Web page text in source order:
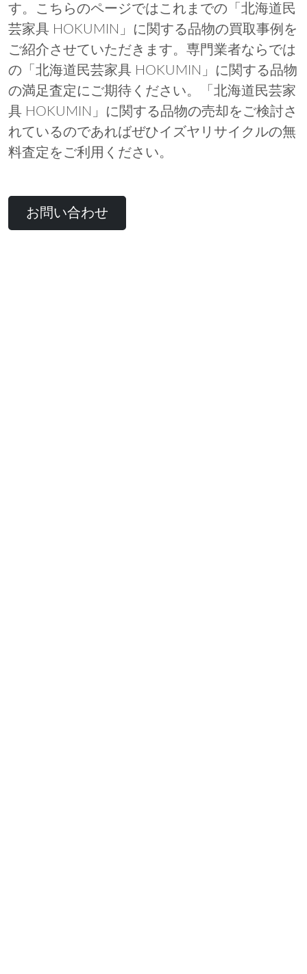
す。こちらのページではこれまでの「北海道民
芸家具 HOKUMIN」に関する品物の買取事例を
ご紹介させていただきます。専門業者ならでは
の「北海道民芸家具 HOKUMIN」に関する品物
の満足査定にご期待ください。「北海道民芸家
具 HOKUMIN」に関する品物の売却をご検討さ
れているのであればぜひイズヤリサイクルの無
料査定をご利用ください。
お問い合わせ